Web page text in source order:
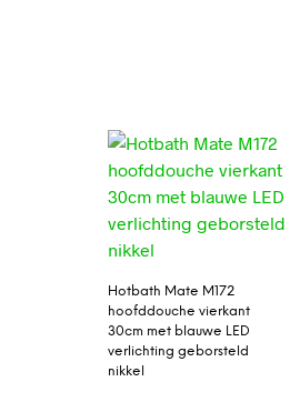
Hotbath Mate M172
hoofddouche vierkant
30cm met blauwe LED
verlichting geborsteld
nikkel